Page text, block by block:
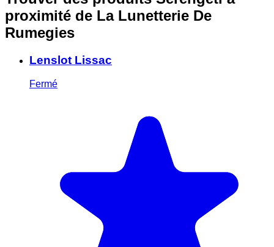
proximité de La Lunetterie De
Rumegies
Lenslot Lissac
Fermé